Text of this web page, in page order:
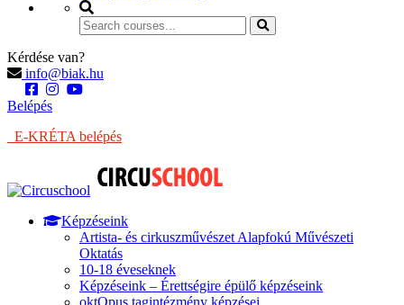
Kérdése van?
info@biak.hu
Belépés
E-KRÉTA belépés
Képzéseink
Artista- és cirkuszművészet Alapfokú Művészeti
Oktatás
10-18 éveseknek
Képzéseink – Érettségire épülő képzéseink
oktOpus tagintézmény képzései